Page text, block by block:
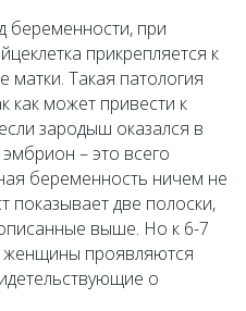
беременности, при
прикрепляется к
матки. Такая патология
как может привести к
зародыш оказался в
– это всего
беременность ничем не
показывает две полоски,
выше. Но к 6-7
женщины проявляются
о